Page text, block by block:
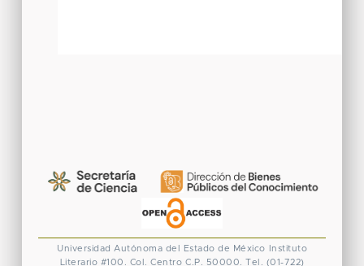
Universidad Autónoma del Estado de México
Instituto
Literario #100. Col. Centro C.P. 50000. Tel. (01-722)